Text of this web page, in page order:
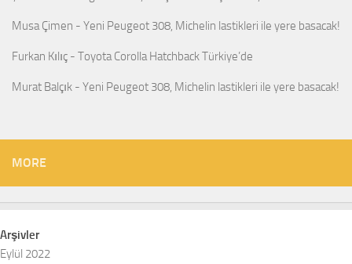
Musa Çimen - Yeni Peugeot 308, Michelin lastikleri ile yere basacak!
Furkan Kılıç - Toyota Corolla Hatchback Türkiye’de
Murat Balçık - Yeni Peugeot 308, Michelin lastikleri ile yere basacak!
MORE
Arşivler
Eylül 2022